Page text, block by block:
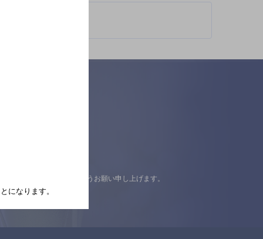
の上ご来店くださいますようお願い申し上げます。
になります。